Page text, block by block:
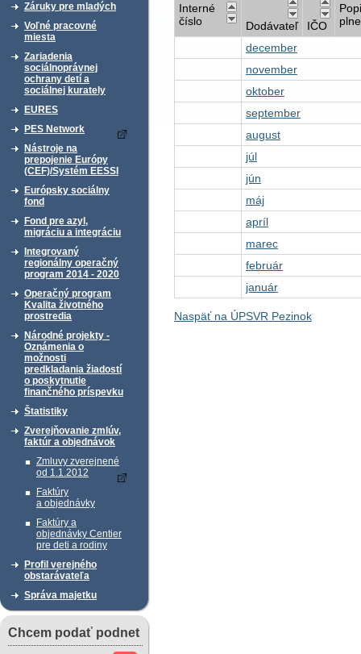
Záruky pre mladých
Voľné pracovné
miesta
Zariadenia
sociálnoprávnej
ochrany detí a
sociálnej kurately
EURES
PES Network
Nástroje na
prepojenie Európy
(CEF)/Systém EESSI
Európsky sociálny
fond
Fond pre azyl,
migráciu a integráciu
Integrovaný
regionálny operačný
program 2014 - 2020
Operačný program
Kvalita životného
prostredia
Národné projekty -
Oznámenia o
možnosti
predkladania žiadostí
o poskytnutie
finančného príspevku
Štatistiky
Zverejňovanie zmlúv,
faktúr a objednávok
Zmluvy zverejnené
od 1.1.2012
Faktúry
a objednávky
Faktúry a
objednávky Centier
pre deti a rodiny
Profil verejného
obstarávateľa
Správa majetku
Chcem podať podnet
Interné
číslo
Dodávateľ IČO
december
november
oktober
september
august
júl
jún
máj
apríl
marec
február
január
Naspäť na ÚPSVR Pezinok